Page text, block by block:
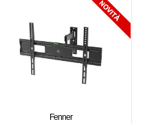
Fenner